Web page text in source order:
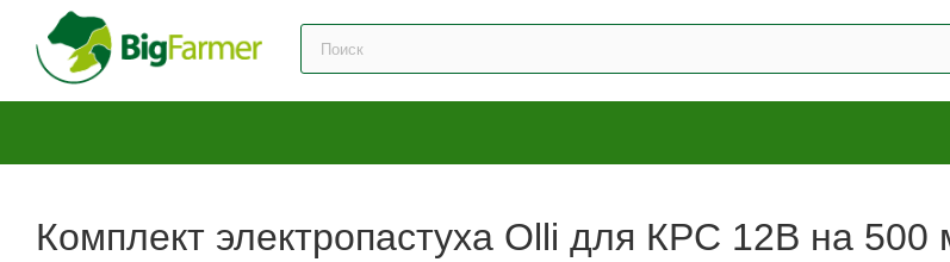
Комплект электропастуха Olli для КРС 12В на 500